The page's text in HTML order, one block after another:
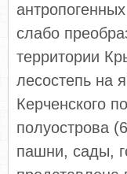
слабо
территории
лесостепь на
Керченского
полуострова
пашни, сады,